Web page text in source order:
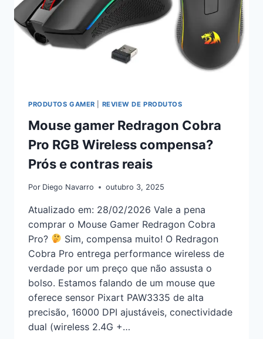
PRODUTOS GAMER REVIEW DE PRODUTOS
Mouse gamer Redragon Cobra
Pro RGB Wireless compensa?
Prós e contras reais
Por Diego Navarro outubro 3, 2025
Atualizado em: 28/02/2026 Vale a pena
comprar o Mouse Gamer Redragon Cobra
Pro?
Sim, compensa muito! O Redragon
Cobra Pro entrega performance wireless de
verdade por um preço que não assusta o
bolso. Estamos falando de um mouse que
oferece sensor Pixart PAW3335 de alta
precisão, 16000 DPI ajustáveis, conectividade
dual (wireless 2.4G +…